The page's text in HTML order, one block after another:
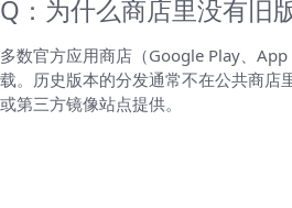
Q：为什么商店里没有旧
多数官方应用商店（Google Play、
载。历史版本的分发通常不在公共商店
或第三方镜像站点提供。